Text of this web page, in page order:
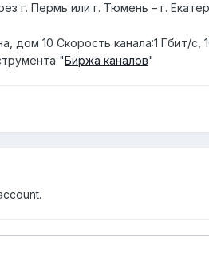
г. Пермь или г. Тюмень – г.
дом 10 Скорость канала:1 Гбит/c,
"Биржа каналов"